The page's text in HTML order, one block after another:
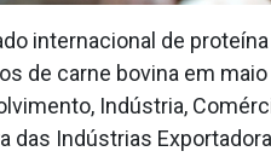
internacional de
de carne bovina em
Indústria,
das Indústrias